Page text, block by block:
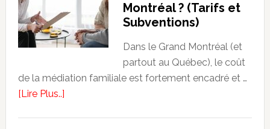
incendies
propagent
des
fines
dans
Montréal ? (Tarifs et
Subventions)
Dans le Grand Montréal (et
partout au Québec), le coût
de la médiation familiale est fortement encadré et …
[Lire Plus..]about